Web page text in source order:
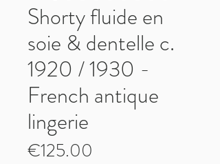
Shorty fluide en
soie & dentelle c.
1920 / 1930 -
French antique
lingerie
€125.00